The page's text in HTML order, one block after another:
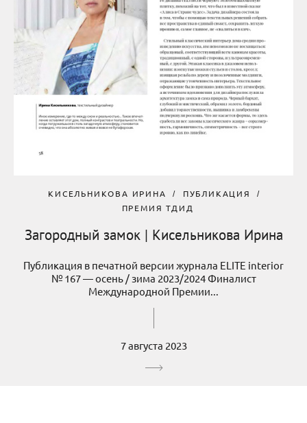
КИСЕЛЬНИКОВА ИРИНА
ПУБЛИКАЦИЯ
ПРЕМИЯ ТДИД
Загородный замок | Кисельникова Ирина
Публикация в печатной версии журнала ELITE interior
№ 167 — осень / зима 2023/2024 Финалист
Международной Премии...
7 августа 2023